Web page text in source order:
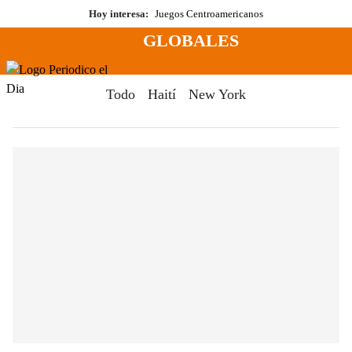
al
Hoy interesa: Juegos Centroamericanos
Menú
GLOBALES
Todo Haití New York